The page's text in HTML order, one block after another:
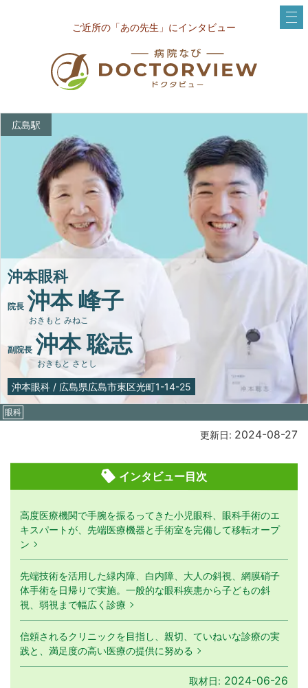
ご近所の「あの先生」にインタビュー
広島駅
沖本眼科
院長 沖本 峰子
おきもと みねこ
副院長 沖本 聡志
おきもと さとし
沖本眼科 / 広島県広島市東区光町1-14-25
眼科
更新日: 2024-08-27
インタビュー目次
高度医療機関で手腕を振るってきた小児眼科、眼科手術のエ
キスパートが、先端医療機器と手術室を完備して移転オープ
ン
先端技術を活用した緑内障、白内障、大人の斜視、網膜硝子
体手術を日帰りで実施。一般的な眼科疾患から子どもの斜
視、弱視まで幅広く診療
信頼されるクリニックを目指し、親切、ていねいな診療の実
践と、満足度の高い医療の提供に努める
取材日: 2024-06-26